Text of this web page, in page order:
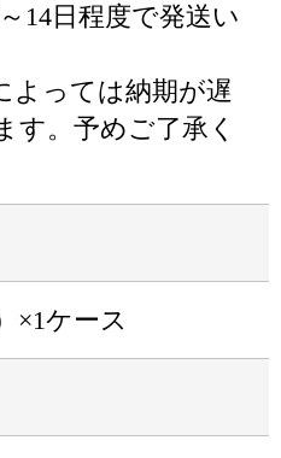
14日程度で発送い
よっては納期が遅
す。予めご了承く
×1ケース